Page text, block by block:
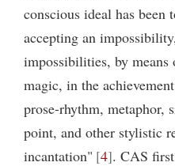
conscious ideal has been
accepting an
impossibilities, by
magic, in the
prose-rhythm, metaphor,
point, and other stylistic
incantation" 4 . CAS